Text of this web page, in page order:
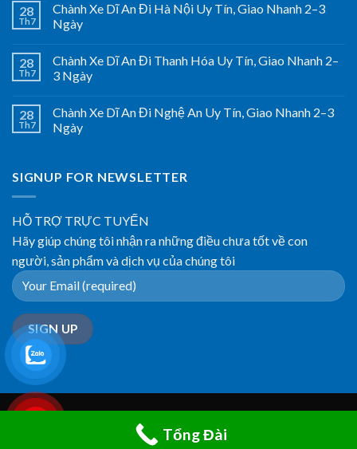
28
Th7
Chành Xe Dĩ An Đi Hà Nội Uy Tín, Giao Nhanh 2–3
Ngày
28
Th7
Chành Xe Dĩ An Đi Thanh Hóa Uy Tín, Giao Nhanh 2–
3 Ngày
28
Th7
Chành Xe Dĩ An Đi Nghệ An Uy Tín, Giao Nhanh 2–3
Ngày
SIGNUP FOR NEWSLETTER
HỖ TRỢ TRỰC TUYẾN
Hãy giúp chúng tôi nhận ra những điều chưa tốt về con
người, sản phẩm và dịch vụ của chúng tôi
OUR STORIES
Copyright 2026 ©phongma.vn
Tổng Đài